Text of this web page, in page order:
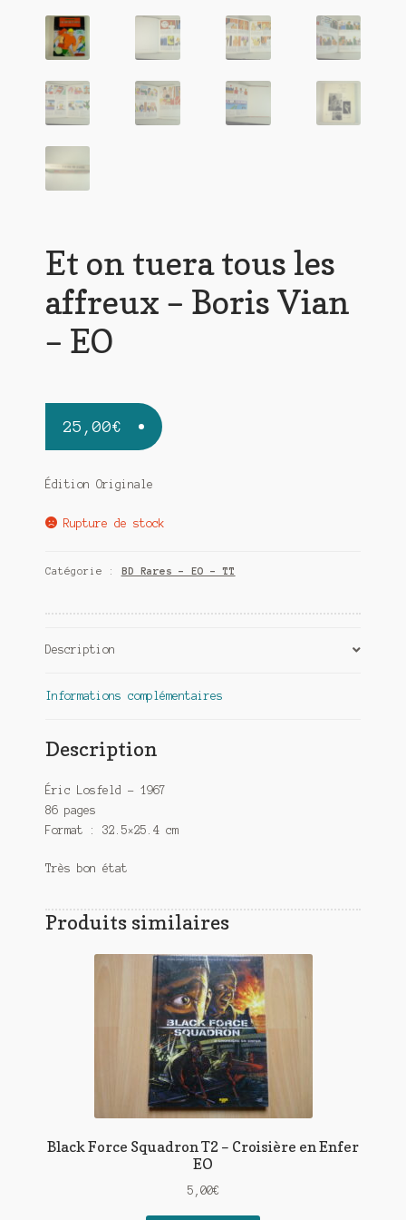
Et on tuera tous les
affreux – Boris Vian
– EO
25,00€
Édition Originale
Rupture de stock
Catégorie : BD Rares - EO - TT
Description
Informations complémentaires
Description
Éric Losfeld – 1967
86 pages
Format : 32.5×25.4 cm
Très bon état
Produits similaires
Black Force Squadron T2 – Croisière en Enfer
EO
5,00€